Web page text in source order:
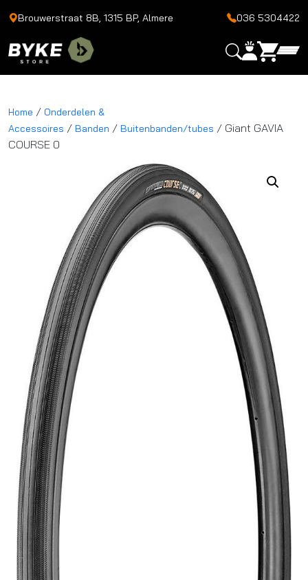
Brouwerstraat 8B, 1315 BP, Almere 036 5304422
Home / Onderdelen &
Accessoires / Banden / Buitenbanden/tubes / Giant GAVIA
COURSE 0